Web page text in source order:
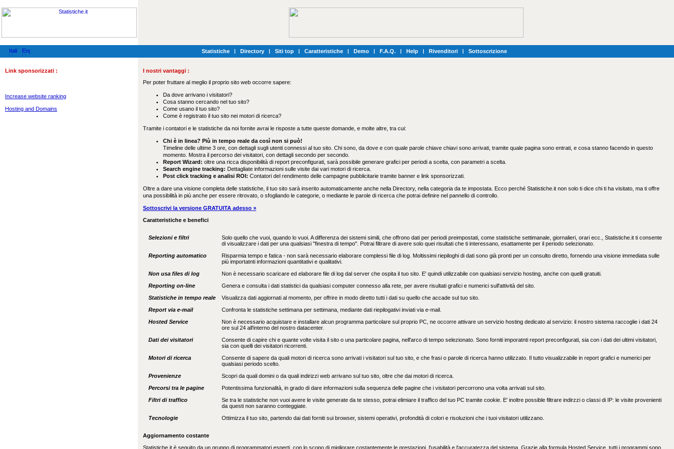
Statistiche | Directory | Siti top | Caratteristiche | Demo | F.A.Q. | Help | Rivenditori | Sottoscrizione
Link sponsorizzati :
Increase website ranking
Hosting and Domains
I nostri vantaggi :
Per poter fruttare al meglio il proprio sito web occorre sapere:
Da dove arrivano i visitatori?
Cosa stanno cercando nel tuo sito?
Come usano il tuo sito?
Come è registrato il tuo sito nei motori di ricerca?
Tramite i contatori e le statistiche da noi fornite avrai le risposte a tutte queste domande, e molte altre, tra cui:
Chi è in linea? Più in tempo reale da così non si può!
Timeline delle ultime 3 ore, con dettagli sugli utenti connessi al tuo sito. Chi sono, da dove e con quale parole chiave chiavi sono arrivati, tramite quale pagina sono entrati, e cosa stanno facendo in questo
momento. Mostra il percorso dei visitatori, con dettagli secondo per secondo.
Report Wizard: oltre una ricca disponibilità di report preconfigurati, sarà possibile generare grafici per periodi a scelta, con parametri a scelta.
Search engine tracking: Dettagliate informazioni sulle visite dai vari motori di ricerca.
Post click tracking e analisi ROI: Contatori del rendimento delle campagne pubblicitarie tramite banner e link sponsorizzati.
Oltre a dare una visione completa delle statistiche, il tuo sito sarà inserito automaticamente anche nella Directory, nella categoria da te impostata. Ecco perché Statistiche.it non solo ti dice chi ti ha visitato, ma ti offre
una possibilità in più anche per essere ritrovato, o sfogliando le categorie, o mediante le parole di ricerca che potrai definire nel pannello di controllo.
Sottoscrivi la versione GRATUITA adesso »
Caratteristiche e benefici
Selezioni e filtri
Solo quello che vuoi, quando lo vuoi. A differenza dei sistemi simili, che offrono dati per periodi preimpostati, come statistiche settimanale, giornalieri, orari ecc., Statistiche.it ti consente
di visualizzare i dati per una qualsiasi "finestra di tempo". Potrai filtrare di avere solo quei risultati che ti interessano, esattamente per il periodo selezionato.
Reporting automatico
Risparmia tempo e fatica - non sarà necessario elaborare complessi file di log. Moltissimi riepiloghi di dati sono già pronti per un consulto diretto, fornendo una visione immediata sulle
più importatnti informazioni quantitativi e qualitativi.
Non usa files di log
Non è necessario scaricare ed elaborare file di log dal server che ospita il tuo sito. E' quindi utilizzabile con qualsiasi servizio hosting, anche con quelli gratuiti.
Reporting on-line
Genera e consulta i dati statistici da qualsiasi computer connesso alla rete, per avere risultati grafici e numerici sull'attività del sito.
Statistiche in tempo reale
Visualizza dati aggiornati al momento, per offrire in modo diretto tutti i dati su quello che accade sul tuo sito.
Report via e-mail
Confronta le statistiche settimana per settimana, mediante dati riepilogativi inviati via e-mail.
Hosted Service
Non è necessario acquistare e installare alcun programma particolare sul proprio PC, ne occorre attivare un servizio hosting dedicato al servizio: il nostro sistema raccoglie i dati 24
ore sul 24 all'interno del nostro datacenter.
Dati dei visitatori
Consente di capire chi e quante volte visita il sito o una particolare pagina, nell'arco di tempo selezionato. Sono forniti imporatnti report preconfigurati, sia con i dati dei ultimi visitatori,
sia con quelli dei visitatori ricorrenti.
Motori di ricerca
Consente di sapere da quali motori di ricerca sono arrivati i visitatori sul tuo sito, e che frasi o parole di ricerca hanno utilizzato. Il tutto visualizzabile in report grafici e numerici per
qualsiasi periodo scelto.
Provenienze
Scopri da quali domini o da quali indirizzi web arrivano sul tuo sito, oltre che dai motori di ricerca.
Percorsi tra le pagine
Potentissima funzionalità, in grado di dare informazioni sulla sequenza delle pagine che i visitatori percorrono una volta arrivati sul sito.
Filtri di traffico
Se tra le statistiche non vuoi avere le visite generate da te stesso, potrai elimiare il traffico del tuo PC tramite cookie. E' inoltre possible filtrare indirzzi o classi di IP: le visite provenienti
da questi non saranno conteggiate.
Tecnologie
Ottimizza il tuo sito, partendo dai dati forniti sui browser, sistemi operativi, profondità di colori e risoluzioni che i tuoi visitatori utilizzano.
Aggiornamento costante
Statistiche.it è seguito da un gruppo di programmatori esperti, con lo scopo di migliorare costantemente le prestazioni, l'usabilità e l'accuratezza del sistema. Grazie alla formula Hosted Service, tutti i programmi sono